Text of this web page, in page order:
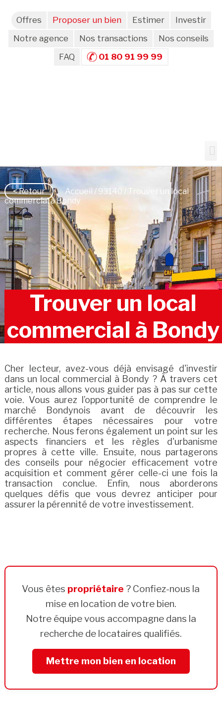
Offres Proposer un bien Estimer
Investir
Notre agence
Nos transactions
Nos conseils
FAQ
01 80 91 99 99
< Retour Accueil / 93140 / Trouver un local
commercial à Bondy
Trouver un local
commercial à Bondy
Cher lecteur, avez-vous déjà envisagé d'investir
dans un local commercial à Bondy ? À travers cet
article, nous allons vous guider pas à pas sur cette
voie. Vous aurez l’opportunité de comprendre le
marché Bondynois avant de découvrir les
différentes étapes nécessaires pour votre
recherche. Nous ferons également un point sur les
aspects financiers et les règles d'urbanisme
propres à cette ville. Ensuite, nous partagerons
des conseils pour négocier efficacement votre
acquisition et comment gérer celle-ci une fois la
transaction conclue. Enfin, nous aborderons
quelques défis que vous devrez anticiper pour
assurer la pérennité de votre investissement.
Vous êtes propriétaire ? Confiez-nous la
mise en location de votre bien.
Notre équipe vous accompagne dans la
recherche de locataires qualifiés.
Mettre mon bien en location